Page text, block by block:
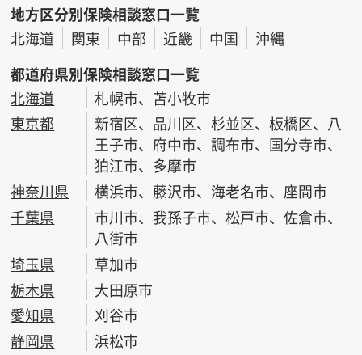
地方区分別保険相談窓口一覧
北海道
関東 中部 近畿 中国
沖縄
都道府県別保険相談窓口一覧
北海道
札幌市、苫小牧市
東京都
新宿区、品川区、杉並区、板橋区、八
王子市、府中市、調布市、国分寺市、
狛江市、多摩市
神奈川県
横浜市、藤沢市、海老名市、座間市
千葉県
市川市、我孫子市、松戸市、佐倉市、
八街市
埼玉県
草加市
栃木県
大田原市
愛知県
刈谷市
静岡県
浜松市